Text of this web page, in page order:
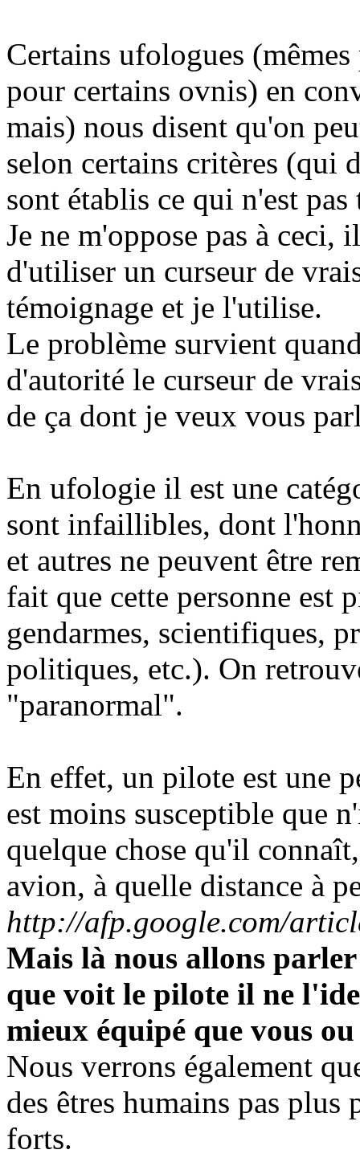
Certains ufologues
pour certains ovnis) en
mais) nous disent qu'on
selon certains critères (qui
sont établis ce qui n'est
Je ne m'oppose pas à
d'utiliser un curseur de
témoignage et je l'utilise.
Le problème survient
d'autorité le curseur de
de ça dont je veux vous
En ufologie il est une
sont infaillibles, dont
et autres ne peuvent être
fait que cette personne est
gendarmes, scientifiques,
politiques, etc.). On
"paranormal".
En effet, un pilote est une
est moins susceptible que
quelque chose qu'il
avion, à quelle distance à
http://afp.google.com/
Mais là nous allons
que voit le pilote il ne
mieux équipé que vous
Nous verrons également
des êtres humains pas plus
forts.